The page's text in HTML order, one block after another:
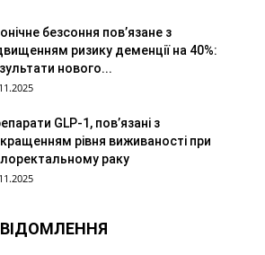
безсоння пов’язане з
ризику деменції на 40%:
нового...
GLP-1, пов’язані з
рівня виживаності при
раку